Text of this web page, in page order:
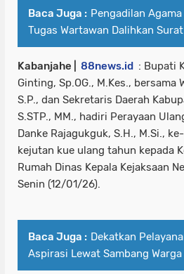
Baca Juga : Pengadilan
Tugas Wartawan Dalihkan
Kabanjahe | 88news.id : Bupati
Ginting, Sp.OG., M.Kes.,
S.P., dan Sekretaris Daerah
S.STP., MM., hadiri Perayaan
Danke Rajagukguk, S.H., M.Si.,
kejutan kue ulang tahun kepada
Rumah Dinas Kepala Kejaksaan
Senin (12/01/26).
Baca Juga : Dekatkan
Aspirasi Lewat Sambang